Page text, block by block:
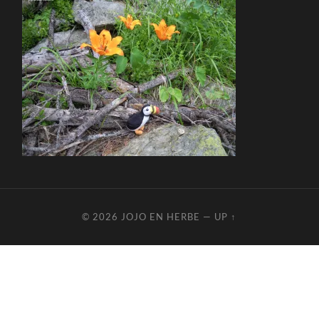
© 2026 JOJO EN HERBE — UP ↑